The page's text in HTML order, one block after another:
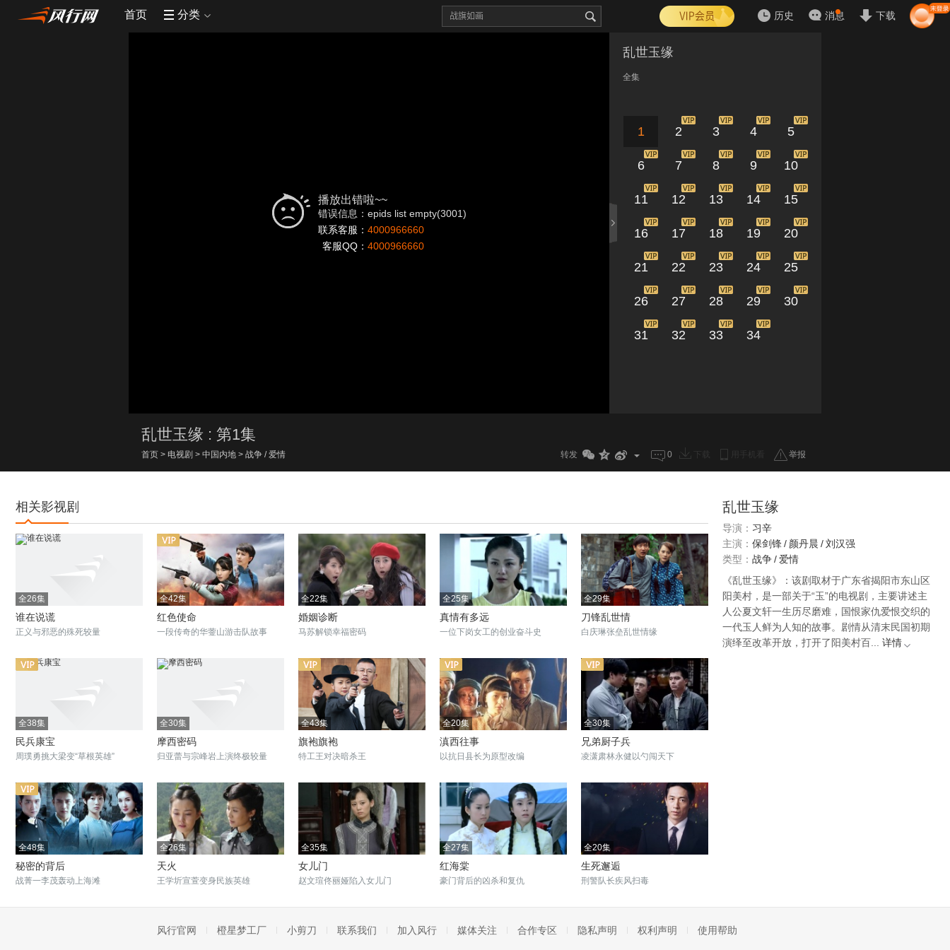
首页 分类 历史 消息 下载
播放出错啦~~
错误信息：epids list empty(3001)
联系客服： 4000966660
客服QQ： 4000966660
乱世玉缘
全集
1 2 3 4 5
6 7 8 9 10
11 12 13 14 15
16 17 18 19 20
21 22 23 24 25
26 27 28 29 30
31 32 33 34
乱世玉缘 : 第1集
首页 > 电视剧 > 中国内地 > 战争 / 爱情 转发 0 举报
相关影视剧
全26集
谁在说谎
正义与邪恶的殊死较量
全42集
红色使命
一段传奇的华蓥山游击队故事
全22集
婚姻诊断
马苏解锁幸福密码
全25集
真情有多远
一位下岗女工的创业奋斗史
全29集
刀锋乱世情
白庆琳张垒乱世情缘
全38集
民兵康宝
周璞勇挑大梁变“草根英雄”
全30集
摩西密码
归亚蕾与宗峰岩上演终极较量
全43集
旗袍旗袍
特工王对决暗杀王
全20集
滇西往事
以抗日县长为原型改编
全30集
兄弟厨子兵
凌潇肃林永健以勺闯天下
全48集
秘密的背后
战菁一李茂轰动上海滩
全26集
天火
王学圻宣萱变身民族英雄
全35集
女儿门
赵文瑄佟丽娅陷入女儿门
全27集
红海棠
豪门背后的凶杀和复仇
全20集
生死邂逅
刑警队长疾风扫毒
乱世玉缘
导演： 习辛
主演： 保剑锋/ 颜丹晨 /刘汉强
类型： 战争/ 爱情
《乱世玉缘》：该剧取材于广东省揭阳市东山区
阳美村，是一部关于“玉”的电视剧，主要讲述主
人公夏文轩一生历尽磨难，国恨家仇爱恨交织的
一代玉人鲜为人知的故事。剧情从清末民国初期
演绎至改革开放，打开了阳美村百...
详情
风行官网 橙星梦工厂 小剪刀 联系我们 加入风行 媒体关注 合作专区 隐私声明 权利声明 使用帮助